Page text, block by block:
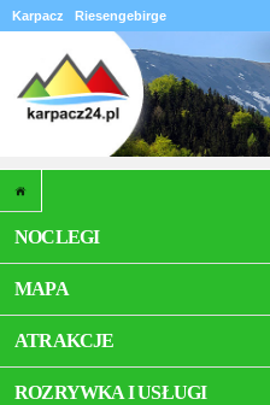
Karpacz Riesengebirge
NOCLEGI
MAPA
ATRAKCJE
ROZRYWKA I USŁUGI